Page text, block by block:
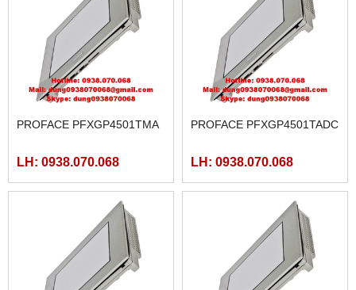
PROFACE PFXGP4501TMA
LH: 0938.070.068
PROFACE PFXGP4501TADC
LH: 0938.070.068